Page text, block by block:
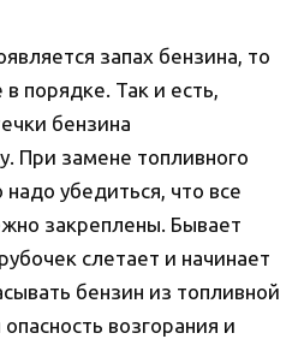
запах бензина, то
порядке. Так и есть,
бензина
При замене топливного
убедиться, что все
закреплены. Бывает
слетает и начинает
бензин из топливной
возгорания и